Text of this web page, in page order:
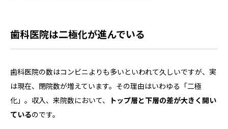
歯科医院は二極化が進んでいる
歯科医院の数はコンビニよりも多いといわれて久しいですが、実
は現在、閉院数が増えています。その理由はいわゆる「二極
化」。収入、来院数において、
トップ層と下層の差が大きく開い
ているのです。